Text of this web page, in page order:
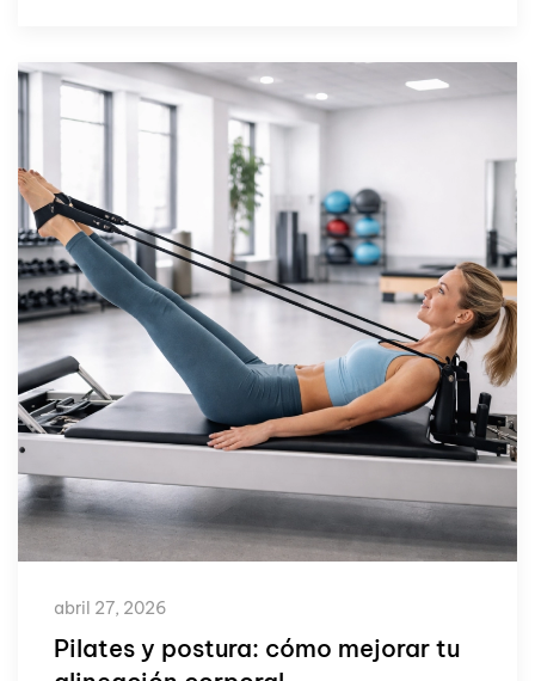
abril 27, 2026
Pilates y postura: cómo mejorar tu